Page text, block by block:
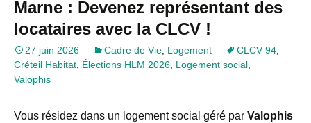
Marne : Devenez représentant des
locataires avec la CLCV !
27 juin 2026 Cadre de Vie, Logement CLCV 94,
Créteil Habitat, Élections HLM 2026, Logement social,
Valophis
Vous résidez dans un logement social géré par Valophis